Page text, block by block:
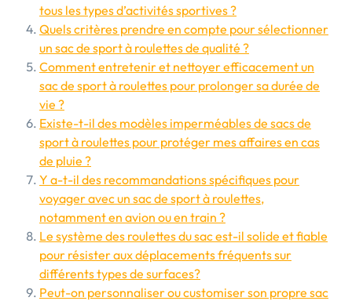
tous les types d’activités sportives ?
Quels critères prendre en compte pour sélectionner
un sac de sport à roulettes de qualité ?
Comment entretenir et nettoyer efficacement un
sac de sport à roulettes pour prolonger sa durée de
vie ?
Existe-t-il des modèles imperméables de sacs de
sport à roulettes pour protéger mes affaires en cas
de pluie ?
Y a-t-il des recommandations spécifiques pour
voyager avec un sac de sport à roulettes,
notamment en avion ou en train ?
Le système des roulettes du sac est-il solide et fiable
pour résister aux déplacements fréquents sur
différents types de surfaces?
Peut-on personnaliser ou customiser son propre sac